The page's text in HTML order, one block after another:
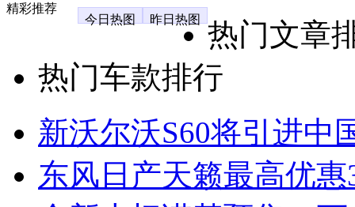
精彩推荐
今日热图
昨日热图
热门文章
热门车款排行
新沃尔沃S60将引进中
东风日产天籁最高优